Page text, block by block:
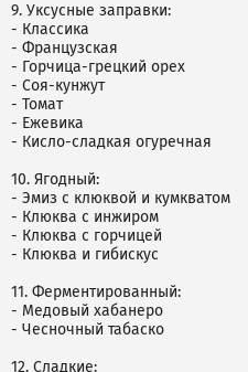
9. Уксусные заправки:
- Классика
- Французская
- Горчица-грецкий орех
- Соя-кунжут
- Томат
- Ежевика
- Кисло-сладкая огуречная
10. Ягодный:
- Эмиз с клюквой и кумкватом
- Клюква с инжиром
- Клюква с горчицей
- Клюква и гибискус
11. Ферментированный:
- Медовый хабанеро
- Чесночный табаско
12. Сладкие: